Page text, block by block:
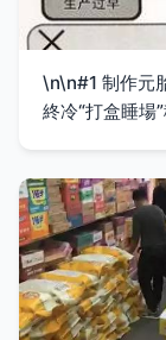
\n\n#1 制作元
終冷“打盒睡場